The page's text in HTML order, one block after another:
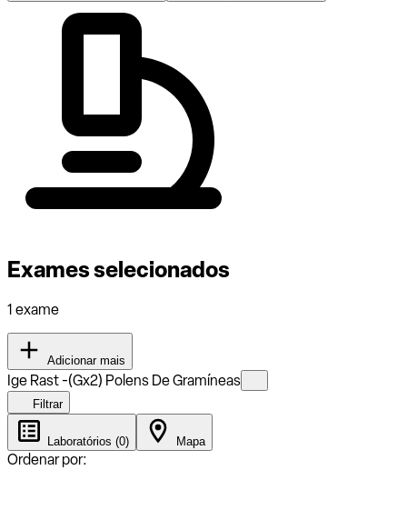
Exames selecionados
1 exame
Adicionar mais
Ige Rast -(Gx2) Polens De Gramíneas
Filtrar
Laboratórios (0) Mapa
Ordenar por: